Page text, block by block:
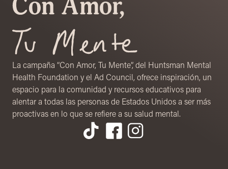
La campaña “Con Amor, Tu Mente”, del Huntsman Mental
Health Foundation y el Ad Council, ofrece inspiración, un
espacio para la comunidad y recursos educativos para
alentar a todas las personas de Estados Unidos a ser más
proactivas en lo que se refiere a su salud mental.